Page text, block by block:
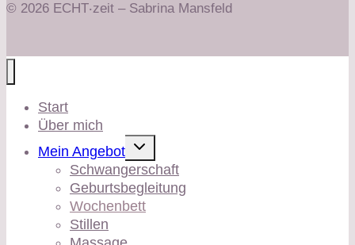
© 2026 ECHT‧zeit – Sabrina Mansfeld
Start
Über mich
Mein Angebot
Untermenü
Schwangerschaft
Geburtsbegleitung
Wochenbett
Stillen